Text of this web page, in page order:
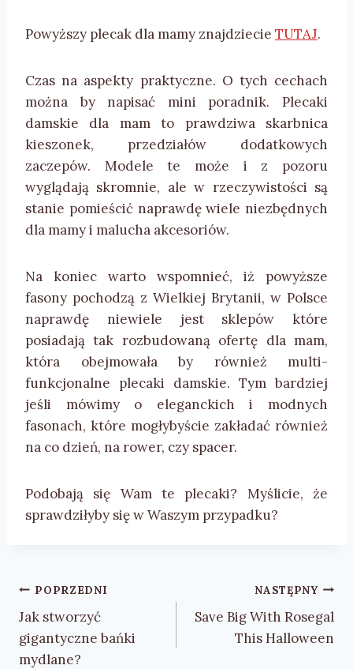
Powyższy plecak dla mamy znajdziecie TUTAJ.
Czas na aspekty praktyczne. O tych cechach
można by napisać mini poradnik. Plecaki
damskie dla mam to prawdziwa skarbnica
kieszonek, przedziałów dodatkowych
zaczepów. Modele te może i z pozoru
wyglądają skromnie, ale w rzeczywistości są
stanie pomieścić naprawdę wiele niezbędnych
dla mamy i malucha akcesoriów.
Na koniec warto wspomnieć, iż powyższe
fasony pochodzą z Wielkiej Brytanii, w Polsce
naprawdę niewiele jest sklepów które
posiadają tak rozbudowaną ofertę dla mam,
która obejmowała by również multi-
funkcjonalne plecaki damskie. Tym bardziej
jeśli mówimy o eleganckich i modnych
fasonach, które mogłybyście zakładać również
na co dzień, na rower, czy spacer.
Podobają się Wam te plecaki? Myślicie, że
sprawdziłyby się w Waszym przypadku?
Nawigacja
wpisu
POPRZEDNI
Jak stworzyć
gigantyczne bańki
mydlane?
NASTĘPNY
Save Big With Rosegal
This Halloween